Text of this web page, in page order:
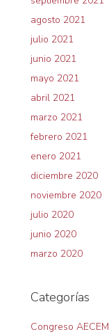
agosto 2021
julio 2021
junio 2021
mayo 2021
abril 2021
marzo 2021
febrero 2021
enero 2021
diciembre 2020
noviembre 2020
julio 2020
junio 2020
marzo 2020
Categorías
Congreso AECEM